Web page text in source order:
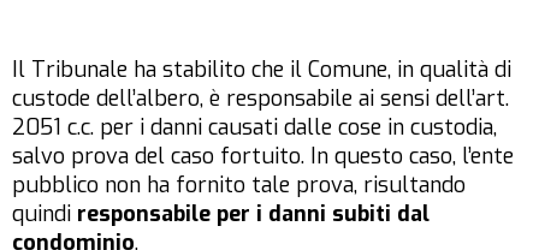
Il Tribunale ha stabilito che il Comune, in qualità di
custode dell’albero, è responsabile ai sensi dell’art.
2051 c.c. per i danni causati dalle cose in custodia,
salvo prova del caso fortuito. In questo caso, l’ente
pubblico non ha fornito tale prova, risultando
quindi responsabile per i danni subiti dal
condominio.